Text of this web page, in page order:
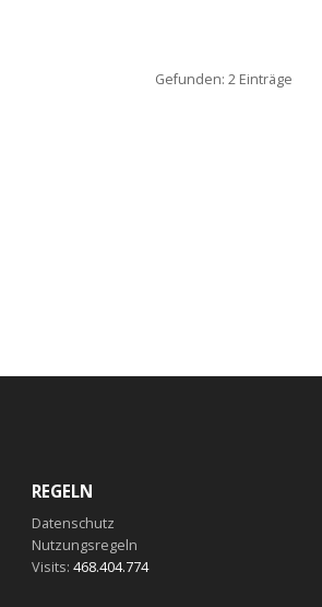
Gefunden: 2 Einträge
REGELN
Datenschutz
Nutzungsregeln
Visits: 468.404.774